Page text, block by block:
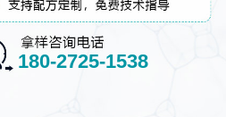
180-2725-1538